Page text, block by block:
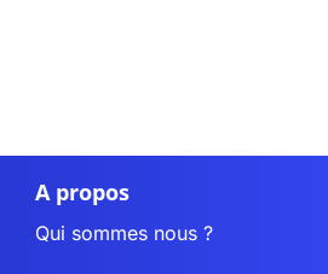
A propos
Qui sommes nous ?